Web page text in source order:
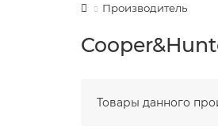
Производитель
Товары данного